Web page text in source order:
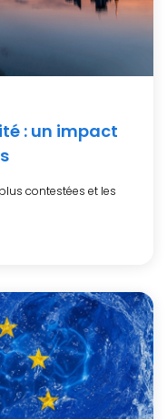
: un impact
contestées et les